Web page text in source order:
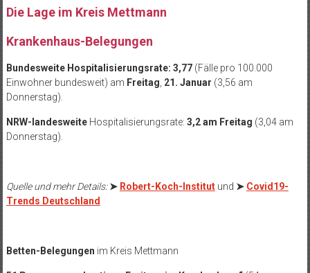
Die Lage im Kreis Mettmann
Krankenhaus-Belegungen
Bundesweite Hospitalisierungsrate: 3,77 (Fälle pro 100.000
Einwohner bundesweit) am Freitag 21. Januar (3,56 am
Donnerstag).
NRW-landesweiteHospitalisierungsrate: 3,2 am Freitag (3,04 am
Donnerstag).
Quelle und mehr Details:➤ Robert-Koch-Institutund ➤ Covid19-
Trends Deutschland
Betten-Belegungen im Kreis Mettmann